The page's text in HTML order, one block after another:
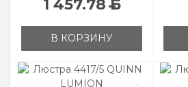
1 457.78Б
В КОРЗИНУ